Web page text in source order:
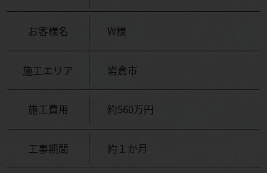
お客様名 W様
施工エリア 岩倉市
施工費用 約560万円
工事期間 約１か月